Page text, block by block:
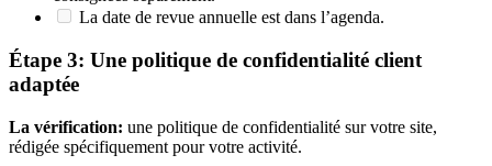
La date de revue annuelle est dans l’agenda.
Étape 3: Une politique de confidentialité client
adaptée
La vérification: une politique de confidentialité sur votre site,
rédigée spécifiquement pour votre activité.